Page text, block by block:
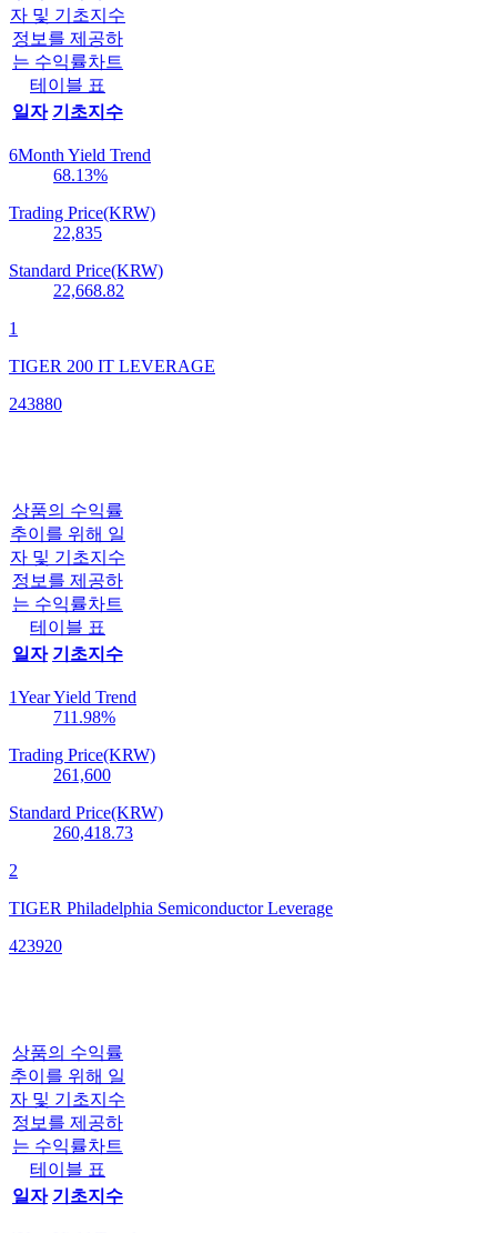
자 및 기초지수
정보를 제공하
는 수익률차트
테이블 표
일자 기초지수
6Month Yield Trend
68.13%
Trading Price(KRW)
22,835
Standard Price(KRW)
22,668.82
1
TIGER 200 IT LEVERAGE
243880
상품의 수익률
추이를 위해 일
자 및 기초지수
정보를 제공하
는 수익률차트
테이블 표
일자 기초지수
1Year Yield Trend
711.98%
Trading Price(KRW)
261,600
Standard Price(KRW)
260,418.73
2
TIGER Philadelphia Semiconductor Leverage
423920
상품의 수익률
추이를 위해 일
자 및 기초지수
정보를 제공하
는 수익률차트
테이블 표
일자 기초지수